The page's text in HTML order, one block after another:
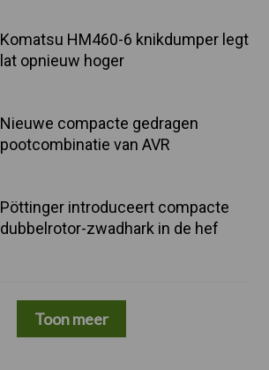
Komatsu HM460-6 knikdumper legt
lat opnieuw hoger
Nieuwe compacte gedragen
pootcombinatie van AVR
Pöttinger introduceert compacte
dubbelrotor-zwadhark in de hef
Toon meer